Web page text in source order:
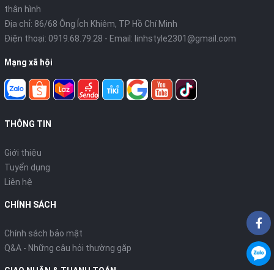
thân hình
Địa chỉ: 86/68 Ông Ích Khiêm, TP Hồ Chí Minh
Điện thoại: 0919.68.79.28 - Email: linhstyle2301@gmail.com
Mạng xã hội
THÔNG TIN
Giới thiệu
Tuyển dụng
Liên hệ
CHÍNH SÁCH
Chính sách bảo mật
Q&A - Những câu hỏi thường gặp